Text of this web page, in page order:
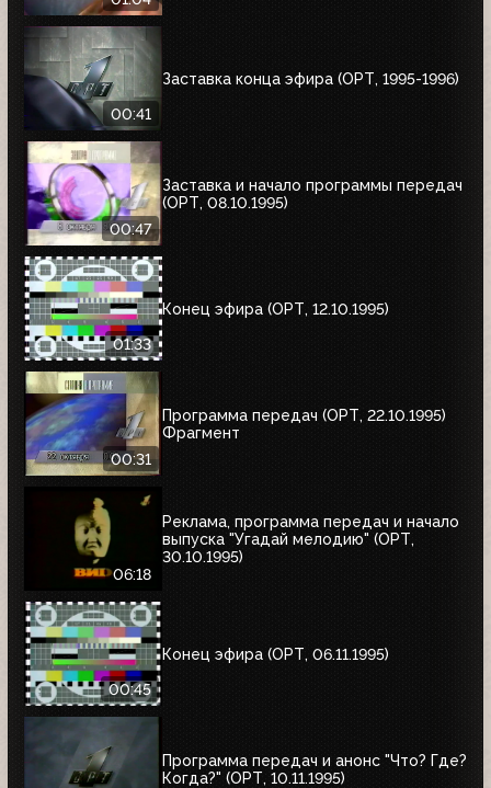
00:41
Заставка конца эфира (ОРТ, 1995-1996)
00:47
Заставка и начало программы передач
(ОРТ, 08.10.1995)
01:33
Конец эфира (ОРТ, 12.10.1995)
00:31
Программа передач (ОРТ, 22.10.1995)
Фрагмент
06:18
Реклама, программа передач и начало
выпуска "Угадай мелодию" (ОРТ,
30.10.1995)
00:45
Конец эфира (ОРТ, 06.11.1995)
Программа передач и анонс "Что? Где?
Когда?" (ОРТ, 10.11.1995)